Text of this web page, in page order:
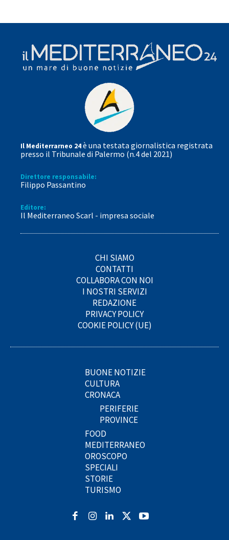
Il Mediterrarneo 24è una testata giornalistica registrata
presso il Tribunale di Palermo (n.4 del 2021)
Direttore responsabile:
Filippo Passantino
Editore:
Il Mediterraneo Scarl - impresa sociale
CHI SIAMO
CONTATTI
COLLABORA CON NOI
I NOSTRI SERVIZI
REDAZIONE
PRIVACY POLICY
COOKIE POLICY (UE)
BUONE NOTIZIE
CULTURA
CRONACA
PERIFERIE
PROVINCE
FOOD
MEDITERRANEO
OROSCOPO
SPECIALI
STORIE
TURISMO